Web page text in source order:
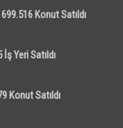
Konut Satıldı
Yeri Satıldı
Konut Satıldı